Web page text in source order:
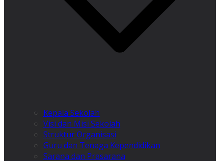
Kepala Sekolah
Visi dan Misi Sekolah
Struktur Organisasi
Guru dan Tenaga Kependidikan
Sarana dan Prasarana